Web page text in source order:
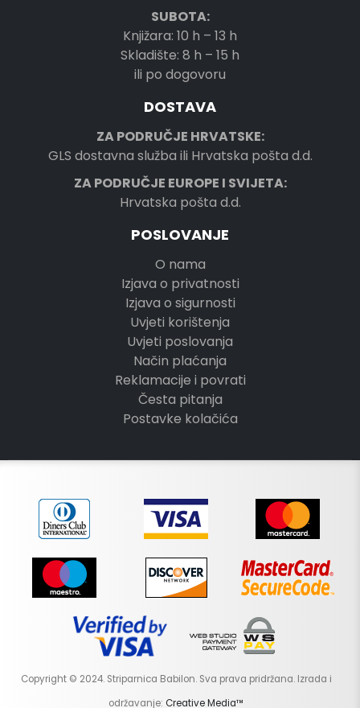
SUBOTA:
Knjižara: 10 h – 13 h
Skladište: 8 h – 15 h
ili po dogovoru
DOSTAVA
ZA PODRUČJE HRVATSKE:
GLS dostavna služba ili Hrvatska pošta d.d.
ZA PODRUČJE EUROPE I SVIJETA:
Hrvatska pošta d.d.
POSLOVANJE
O nama
Izjava o privatnosti
Izjava o sigurnosti
Uvjeti korištenja
Uvjeti poslovanja
Način plaćanja
Reklamacije i povrati
Česta pitanja
Postavke kolačića
Copyright © 2024. Striparnica Babilon. Sva prava pridržana. Izrada i
održavanje: Creative Media™